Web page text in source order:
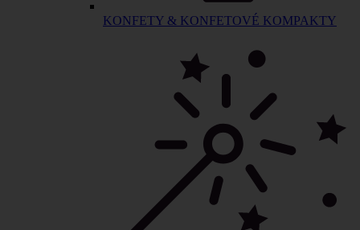
KONFETY & KONFETOVÉ KOMPAKTY